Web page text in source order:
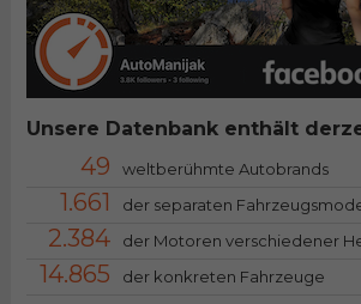
Unsere Datenbank enthält
49 weltberühmte Autobrands
1.661 der separaten
2.384 der Motoren verschiedener
14.865 der konkreten Fahrzeuge